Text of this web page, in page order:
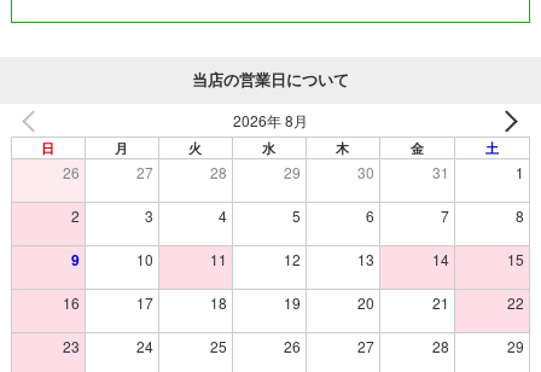
当店の営業日について
2026年 8月
日 月 火 水 木 金 土
26 27 28 29 30 31 1
2 3 4 5 6 7 8
9 10 11 12 13 14 15
16 17 18 19 20 21 22
23 24 25 26 27 28 29